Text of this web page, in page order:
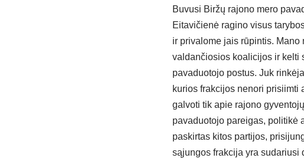
Buvusi Biržų rajono mero
Eitavičienė ragino visus
ir privalome jais rūpintis.
valdančiosios koalicijos ir kelti
pavaduotojo postus. Juk
kurios frakcijos nenori prisiimti
galvoti tik apie rajono
pavaduotojo pareigas, politikė
paskirtas kitos partijos,
sąjungos frakcija yra sudariusi